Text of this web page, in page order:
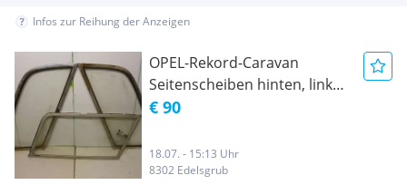
Infos zur Reihung der Anzeigen
OPEL-Rekord-Caravan
Seitenscheiben hinten, links
u. rechts und eine
€ 90
18.07. - 15:13 Uhr
8302 Edelsgrub